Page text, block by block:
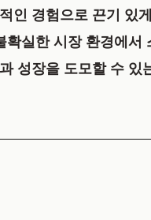
인 경험으로 끈기 있
확실한 시장 환경에서
성장을 도모할 수 있